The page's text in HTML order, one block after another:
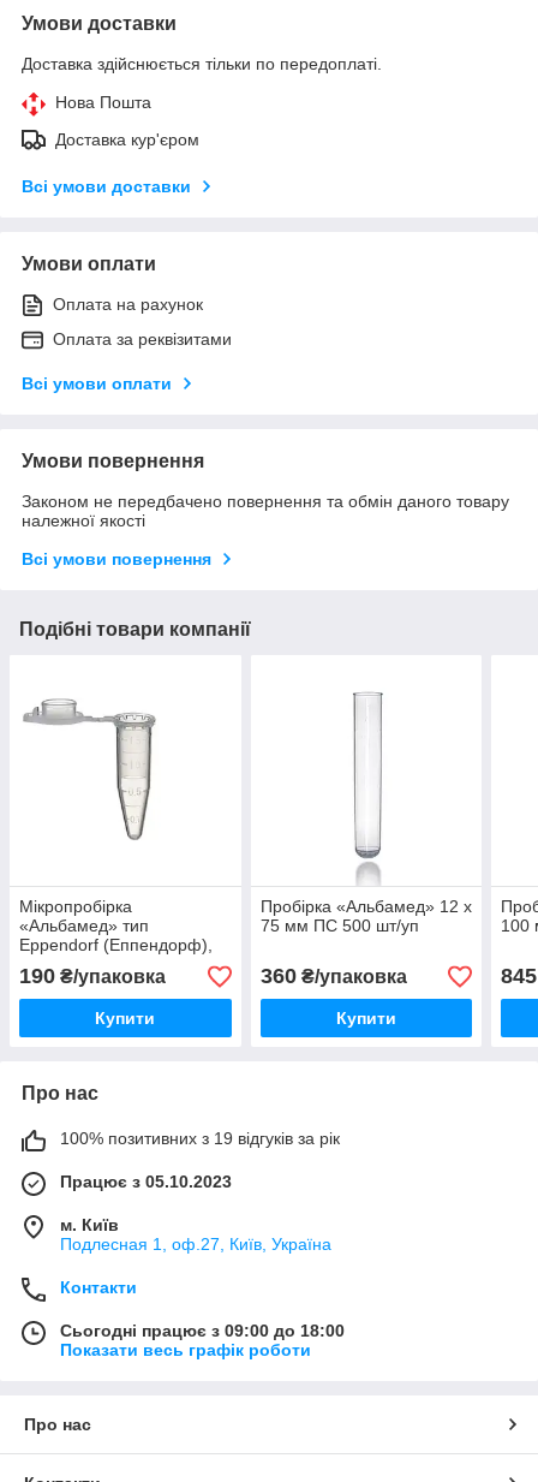
Умови доставки
Доставка здійснюється тільки по передоплаті.
Нова Пошта
Доставка кур'єром
Всі умови доставки
Умови оплати
Оплата на рахунок
Оплата за реквізитами
Всі умови оплати
Умови повернення
Законом не передбачено повернення та обмін даного товару
належної якості
Всі умови повернення
Подібні товари компанії
Мікропробірка
«Альбамед» тип
Eppendorf (Еппендорф),
1,5 мл з кришкою ПП, 500
шт/уп
190 ₴/упаковка
Купити
Пробірка «Альбамед» 12 x
75 мм ПС 500 шт/уп
360₴/упаковка
Купити
100
845
Про нас
100% позитивних з 19 відгуків за рік
Працює з 05.10.2023
м. Київ
Подлесная 1, оф.27, Київ, Україна
Контакти
Сьогодні працює з 09:00 до 18:00
Показати весь графік роботи
Про нас